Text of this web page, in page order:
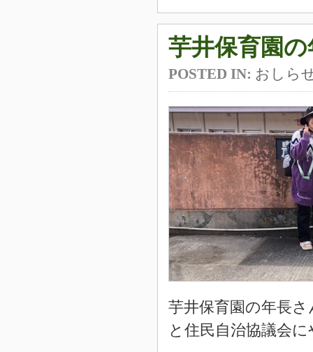
芋井保育園
POSTED IN: おしら
芋井保育園の年長
と住民自治協議会